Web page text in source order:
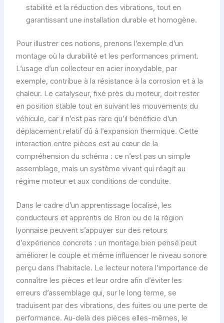
stabilité et la réduction des vibrations, tout en
garantissant une installation durable et homogène.
Pour illustrer ces notions, prenons l’exemple d’un
montage où la durabilité et les performances priment.
L’usage d’un collecteur en acier inoxydable, par
exemple, contribue à la résistance à la corrosion et à la
chaleur. Le catalyseur, fixé près du moteur, doit rester
en position stable tout en suivant les mouvements du
véhicule, car il n’est pas rare qu’il bénéficie d’un
déplacement relatif dû à l’expansion thermique. Cette
interaction entre pièces est au cœur de la
compréhension du schéma : ce n’est pas un simple
assemblage, mais un système vivant qui réagit au
régime moteur et aux conditions de conduite.
Dans le cadre d’un apprentissage localisé, les
conducteurs et apprentis de Bron ou de la région
lyonnaise peuvent s’appuyer sur des retours
d’expérience concrets : un montage bien pensé peut
améliorer le couple et même influencer le niveau sonore
perçu dans l’habitacle. Le lecteur notera l’importance de
connaître les pièces et leur ordre afin d’éviter les
erreurs d’assemblage qui, sur le long terme, se
traduisent par des vibrations, des fuites ou une perte de
performance. Au-delà des pièces elles-mêmes, le